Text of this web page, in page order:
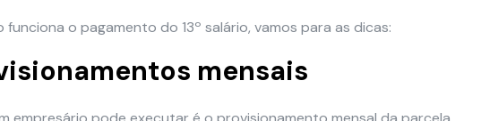
o pagamento do 13º salário, vamos para as dicas:
mensais